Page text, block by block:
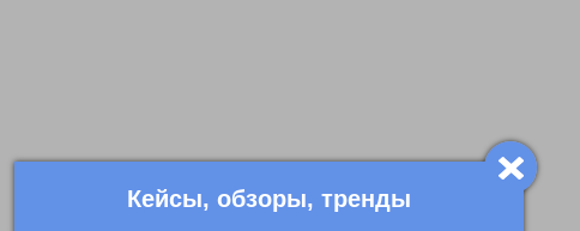
Кейсы, обзоры, тренды